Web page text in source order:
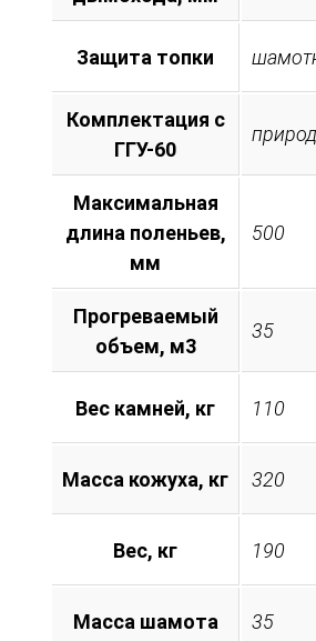
Защита топки
Комплектация с
ГГУ-60
Максимальная
длина поленьев,
мм
500
Прогреваемый
объем, м3
35
Вес камней, кг 110
Масса кожуха, кг 320
Вес, кг 190
Масса шамота 35